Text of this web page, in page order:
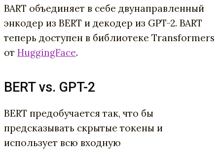
BART объединяет в себе двунаправленный
энкодер из BERT и декодер из GPT-2. BART
теперь доступен в библиотеке Transformers
от HuggingFace.
BERT vs. GPT-2
BERT предобучается так, что бы
предсказывать скрытые токены и
использует всю входную